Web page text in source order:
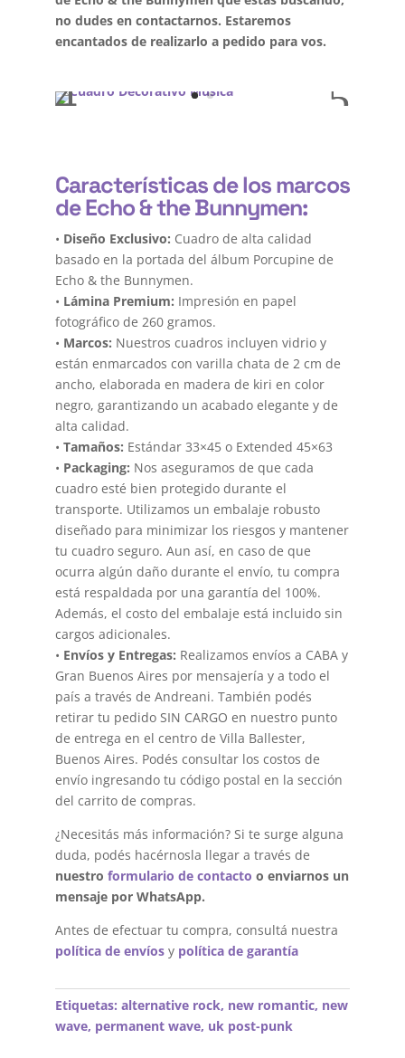
no dudes en contactarnos. Estaremos
encantados de realizarlo a pedido para vos.
Características de los marcos
de Echo & the Bunnymen:
• Diseño Exclusivo: Cuadro de alta calidad
basado en la portada del álbum Porcupine de
Echo & the Bunnymen.
• Lámina Premium: Impresión en papel
fotográfico de 260 gramos.
• Marcos: Nuestros cuadros incluyen vidrio y
están enmarcados con varilla chata de 2 cm de
ancho, elaborada en madera de kiri en color
negro, garantizando un acabado elegante y de
alta calidad.
• Tamaños: Estándar 33×45 o Extended 45×63
• Packaging: Nos aseguramos de que cada
cuadro esté bien protegido durante el
transporte. Utilizamos un embalaje robusto
diseñado para minimizar los riesgos y mantener
tu cuadro seguro. Aun así, en caso de que
ocurra algún daño durante el envío, tu compra
está respaldada por una garantía del 100%.
Además, el costo del embalaje está incluido sin
cargos adicionales.
• Envíos y Entregas: Realizamos envíos a CABA y
Gran Buenos Aires por mensajería y a todo el
país a través de Andreani. También podés
retirar tu pedido SIN CARGO en nuestro punto
de entrega en el centro de Villa Ballester,
Buenos Aires. Podés consultar los costos de
envío ingresando tu código postal en la sección
del carrito de compras.
¿Necesitás más información? Si te surge alguna
duda, podés hacérnosla llegar a través de
nuestro formulario de contacto o enviarnos un
mensaje por WhatsApp.
Antes de efectuar tu compra, consultá nuestra
política de envíosy política de garantía
Etiquetas: alternative rock, new romantic, new
wave, permanent wave, uk post-punk